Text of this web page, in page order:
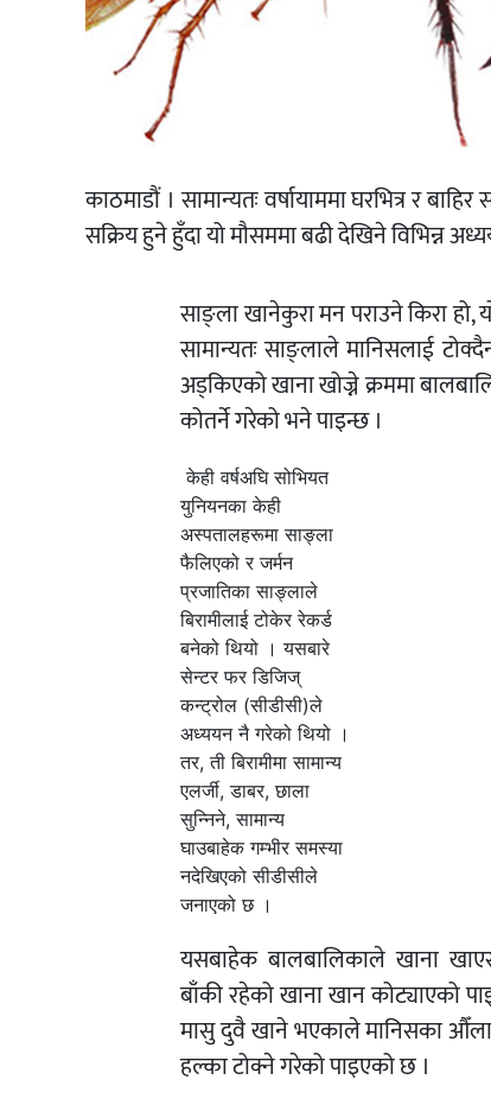
काठमाडौं । सामान्यतः वर्षायाममा घरभित्र र
सक्रिय हुने हुँदा यो मौसममा बढी देखिने विभिन्न
साङ्ला खानेकुरा मन पराउने किरा हो,
सामान्यतः साङ्लाले मानिसलाई
अड्किएको खाना खोज्ने क्रममा
कोतर्ने गरेको भने पाइन्छ ।
केही वर्षअघि सोभियत
युनियनका केही
अस्पतालहरूमा साङ्ला
फैलिएको र जर्मन
प्रजातिका साङ्लाले
बिरामीलाई टोकेर रेकर्ड
बनेको थियो । यसबारे
सेन्टर फर डिजिज्
कन्ट्रोल (सीडीसी)ले
अध्ययन नै गरेको थियो ।
तर, ती बिरामीमा सामान्य
एलर्जी, डाबर, छाला
सुन्निने, सामान्य
घाउबाहेक गम्भीर समस्या
नदेखिएको सीडीसीले
जनाएको छ ।
यसबाहेक बालबालिकाले खाना
बाँकी रहेको खाना खान कोट्याएको
मासु दुवै खाने भएकाले मानिसका
हल्का टोक्ने गरेको पाइएको छ ।